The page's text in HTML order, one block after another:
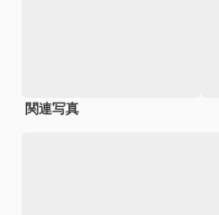
関連写真